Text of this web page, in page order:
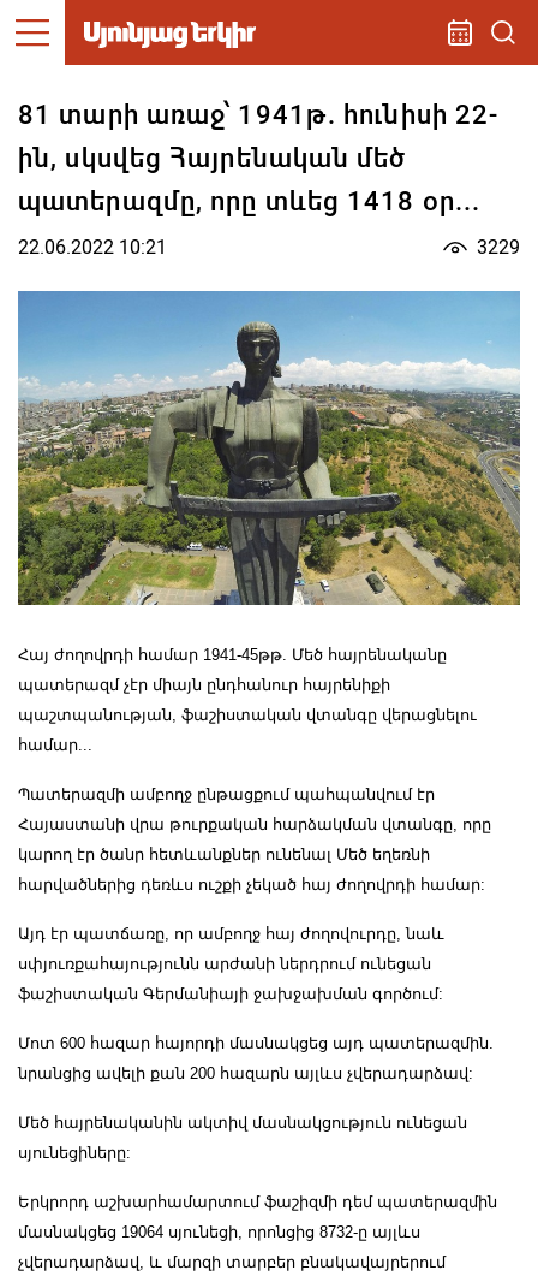
81 տարի առաջ՝ 1941թ. հունիսի 22-
ին, սկսվեց Հայրենական մեծ
պատերազմը, որը տևեց 1418 օր...
22.06.2022 10:21 3229
Հայ ժողովրդի համար 1941-45թթ. Մեծ հայրենականը
պատերազմ չէր միայն ընդհանուր հայրենիքի
պաշտպանության, ֆաշիստական վտանգը վերացնելու
համար...
Պատերազմի ամբողջ ընթացքում պահպանվում էր
Հայաստանի վրա թուրքական հարձակման վտանգը, որը
կարող էր ծանր հետևանքներ ունենալ Մեծ եղեռնի
հարվածներից դեռևս ուշքի չեկած հայ ժողովրդի համար:
Այդ էր պատճառը, որ ամբողջ հայ ժողովուրդը, նաև
սփյուռքահայությունն արժանի ներդրում ունեցան
ֆաշիստական Գերմանիայի ջախջախման գործում:
Մոտ 600 հազար հայորդի մասնակցեց այդ պատերազմին.
նրանցից ավելի քան 200 հազարն այլևս չվերադարձավ:
Մեծ հայրենականին ակտիվ մասնակցություն ունեցան
սյունեցիները:
Երկրորդ աշխարհամարտում ֆաշիզմի դեմ պատերազմին
մասնակցեց 19064 սյունեցի, որոնցից 8732-ը այլևս
չվերադարձավ, և մարզի տարբեր բնակավայրերում